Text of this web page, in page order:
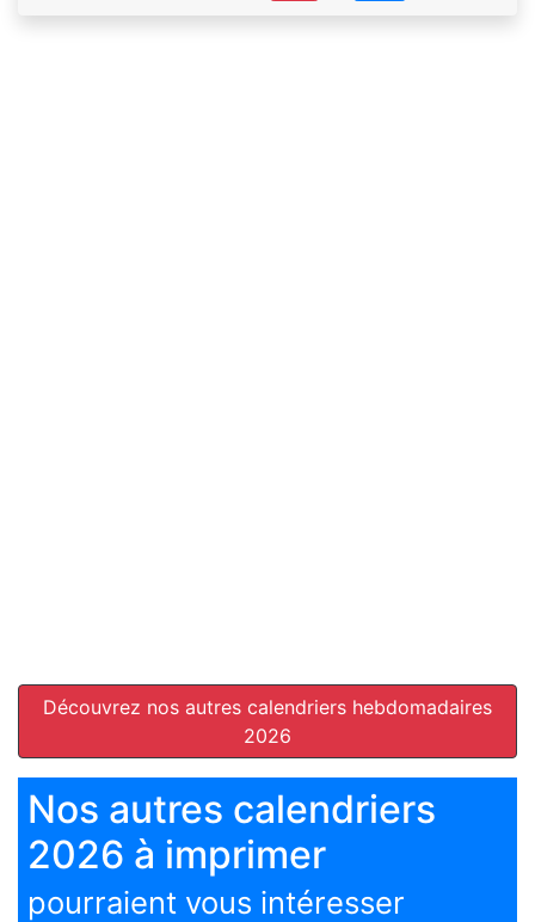
Découvrez nos autres calendriers hebdomadaires
2026
Nos autres calendriers
2026 à imprimer
pourraient vous intéresser